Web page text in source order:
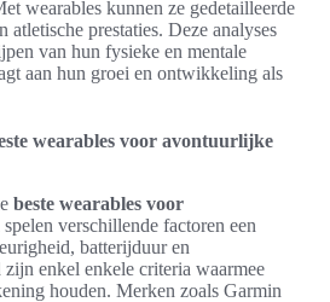
wearables kunnen ze gedetailleerde
atletische prestaties. Deze analyses
van hun fysieke en mentale
aan hun groei en ontwikkeling als
wearables voor avontuurlijke
beste wearables voor
spelen verschillende factoren een
batterijduur en
enkel enkele criteria waarmee
houden. Merken zoals Garmin